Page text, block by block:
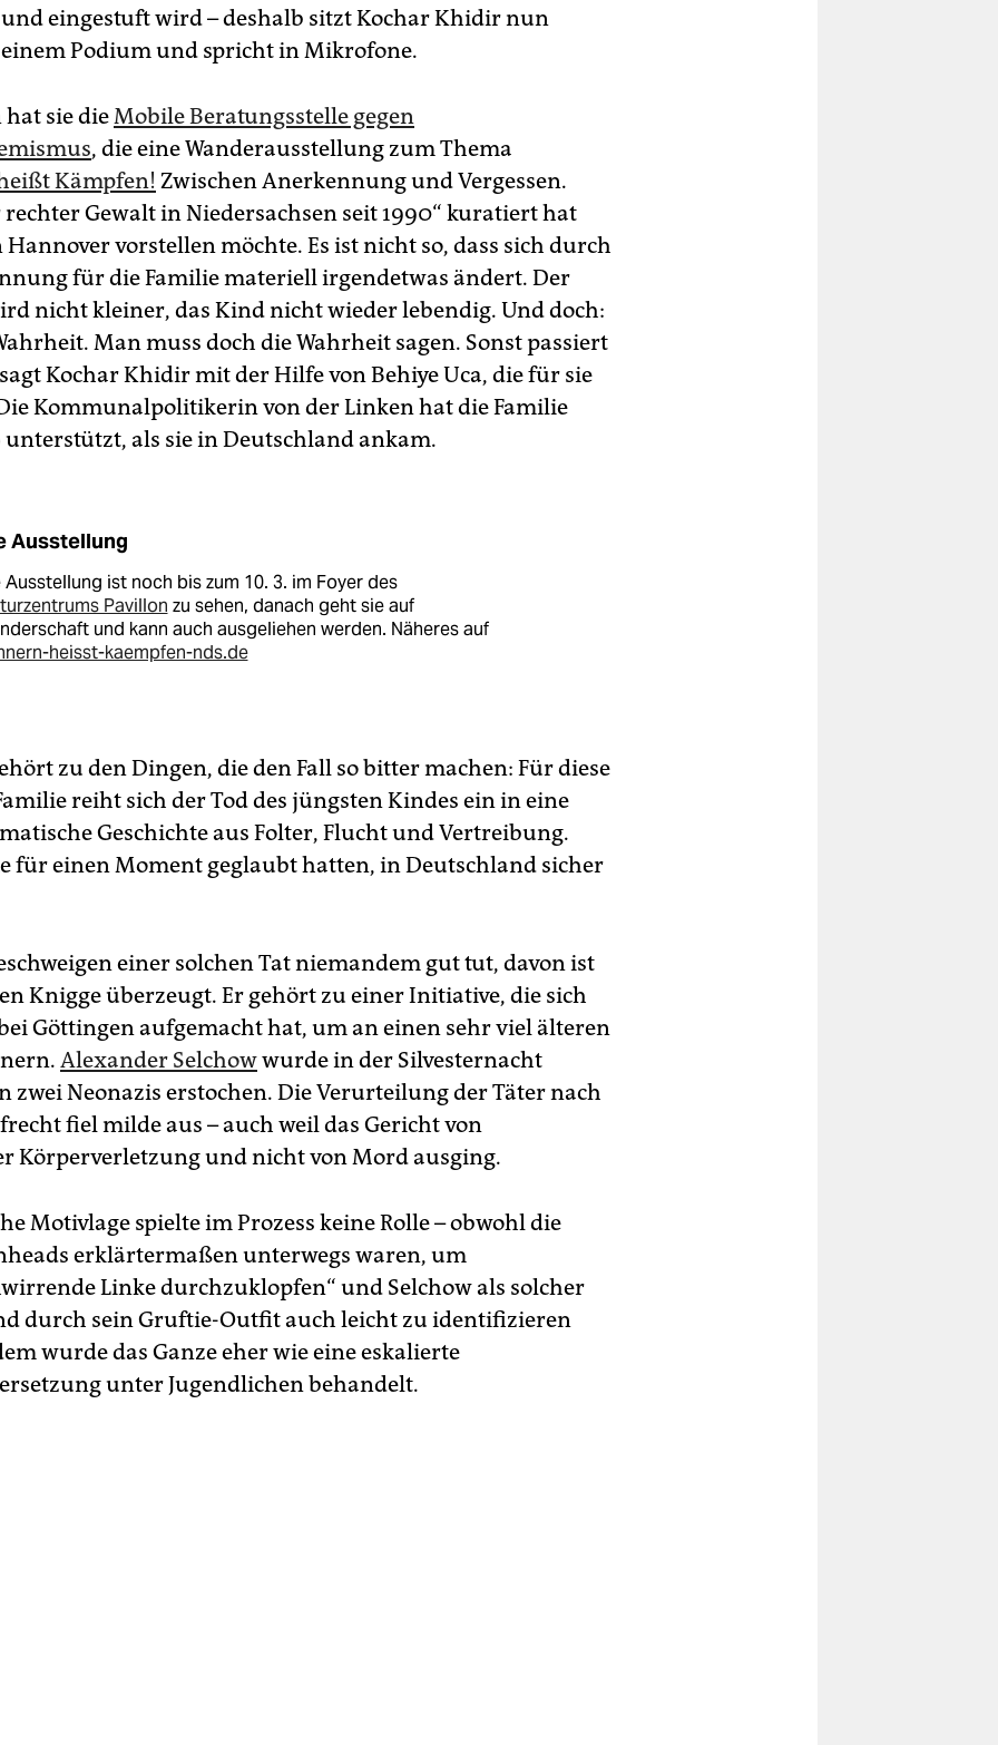
eingestuft wird – deshalb sitzt Kochar Khidir nun
Podium und spricht in Mikrofone.
sie dieMobile Beratungsstelle gegen
, die eine Wanderausstellung zum Thema
Kämpfen! Zwischen Anerkennung und Vergessen.
rechter Gewalt in Niedersachsen seit 1990“ kuratiert hat
vorstellen möchte. Es ist nicht so, dass sich durch
für die Familie materiell irgendetwas ändert. Der
nicht kleiner, das Kind nicht wieder lebendig. Und doch:
Man muss doch die Wahrheit sagen. Sonst passiert
sagt Kochar Khidir mit der Hilfe von Behiye Uca, die für sie
Kommunalpolitikerin von der Linken hat die Familie
unterstützt, als sie in Deutschland ankam.
Ausstellung
Ausstellung ist noch bis zum 10. 3. im Foyer des
Pavillon zu sehen, danach geht sie auf
und kann auch ausgeliehen werden. Näheres auf
heisst-kaempfen-nds.de
zu den Dingen, die den Fall so bitter machen: Für diese
reiht sich der Tod des jüngsten Kindes ein in eine
Geschichte aus Folter, Flucht und Vertreibung.
für einen Moment geglaubt hatten, in Deutschland sicher
einer solchen Tat niemandem gut tut, davon ist
Knigge überzeugt. Er gehört zu einer Initiative, die sich
Göttingen aufgemacht hat, um an einen sehr viel älteren
Alexander Selchowwurde in der Silvesternacht
zwei Neonazis erstochen. Die Verurteilung der Täter nach
fiel milde aus – auch weil das Gericht von
Körperverletzung und nicht von Mord ausging.
Motivlage spielte im Prozess keine Rolle – obwohl die
erklärtermaßen unterwegs waren, um
Linke durchzuklopfen“ und Selchow als solcher
durch sein Gruftie-Outfit auch leicht zu identifizieren
wurde das Ganze eher wie eine eskalierte
unter Jugendlichen behandelt.